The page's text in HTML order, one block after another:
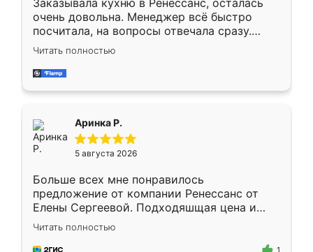
Заказывала кухню в Ренессанс, осталась
очень довольна. Менеджер всё быстро
посчитала, на вопросы отвечала сразу.
Замерщик приехал в субботу, подошёл к
делу со всей ответственностью. Собрали
за день, ребята работали аккуратно, даже
Читать полностью
Аринка Р.
5 августа 2026
Больше всех мне понравилось
предложение от компании Ренессанс от
Елены Сергеевой. Подходяшщая цена и
короткие сроки изготовления. Приехавший
для замера сотрудник Владислав
предложил по моему эскизу самый
Читать полностью
1